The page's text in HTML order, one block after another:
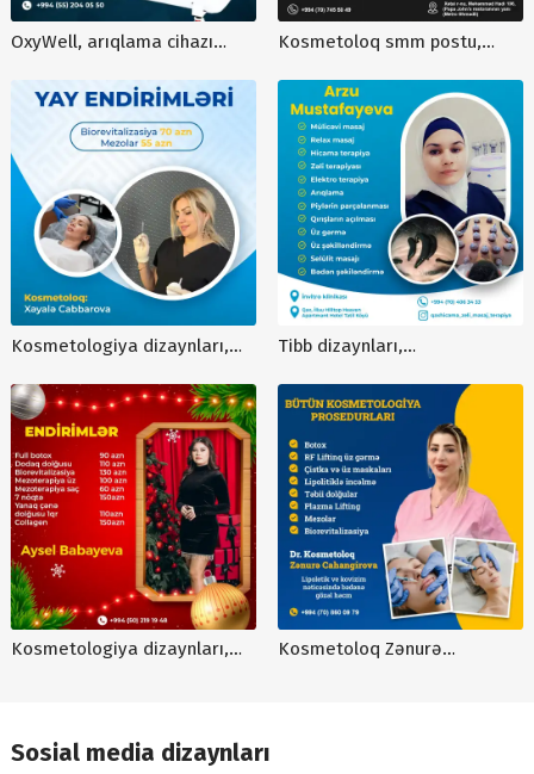
OxyWell, arıqlama cihazı
dizaynlarin hazirlanmasi
Kosmetoloq smm postu,
sifarisi
Kosmetologiya dizaynları,
instagram postları, post
dizaynları, kosmetoloq
reklamları, Xəyalə
Cabbarova, NKOS00002
Tibb dizaynları,
NS00001
Kosmetologiya dizaynları,
Kosmetoloq Zənurə
Sosial media dizaynları